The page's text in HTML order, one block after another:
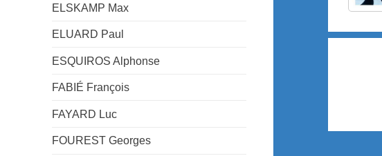
ELSKAMP Max
ELUARD Paul
ESQUIROS Alphonse
FABIÉ François
FAYARD Luc
FOUREST Georges